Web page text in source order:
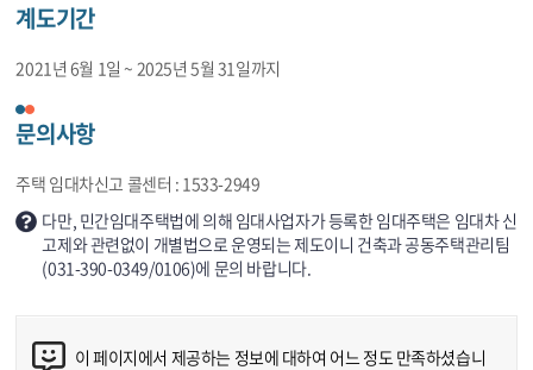
계도기간
2021년 6월 1일 ~ 2025년 5월 31일까지
문의사항
주택 임대차신고 콜센터 : 1533-2949
다만, 민간임대주택법에 의해 임대사업자가 등록한 임대주택은 임대차 신
고제와 관련없이 개별법으로 운영되는 제도이니 건축과 공동주택관리팀
(031-390-0349/0106)에 문의 바랍니다.
이 페이지에서 제공하는 정보에 대하여 어느 정도 만족하셨습니